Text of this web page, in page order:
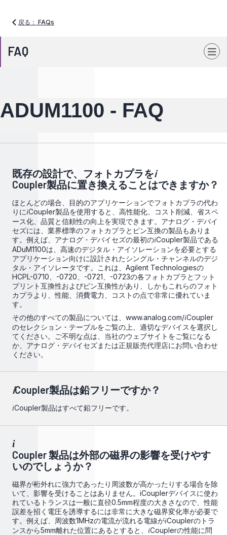
戻る： FAQs
FAQ
ADUM1100 - FAQ
既存の設計で、フォトカプラをi
Coupler製品に置き換えることはできますか？
ほとんどの場合、目的のアプリケーションでフォトカプラの代わ
りにiCoupler製品を使用すると、高性能化、コスト削減、省スペ
ース化、品質と信頼性の向上を実現できます。アナログ・デバイ
セズには、業界標準のフォトカプラとピン互換の製品もありま
す。例えば、アナログ・デバイセズの最初のiCoupler製品である
ADuM1100は、高速のデジタル・アイソレーションを必要とする
アプリケーション向けに設計されたシングル・チャンネルのデジ
タル・アイソレータです。これは、Agilent Technologiesの
HCPL-0710、-0720、-0721、-0723の各フォトカプラとフット
プリント互換性およびピン互換性があり、しかもこれらのフォト
カプラより、性能、消費電力、コストの点で非常に優れていま
す。
その他のすべての製品については、 www.analog.com/iCoupler
のセレクション・テーブルをご覧の上、適切なデバイスを選択し
てください。ご不明な点は、当社のウェブサイトをご覧になる
か、アナログ・デバイセズまたは正規販売代理店にお問い合わせ
ください。
iCoupler製品は鉛フリーですか？
iCoupler製品はすべて鉛フリーです。
i
Coupler 製品は外部の磁界の影響を受けやす
いのでしょうか？
磁界が桁外れに強力であったり周波数が高かったりする場合を除
いて、影響を受けることはありません。iCouplerデバイスに使わ
れているトランスは一般に直径0.5mm程度の大きさなので、性能
誤差を招く電圧を誘導するには非常に大きな磁界変化率が必要で
す。例えば、周波数1MHzの電流が流れる電線がiCouplerのトラ
ンスから5mm離れた位置にあるとすると、 iCouplerの性能に問